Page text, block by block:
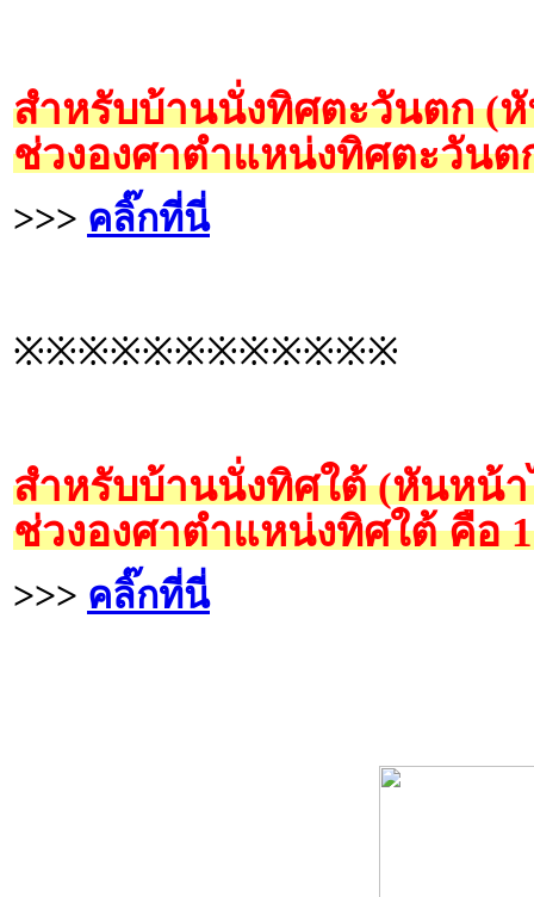
สำหรับบ้านนั่งทิศตะวันตก (
ช่วงองศาตำแหน่งทิศตะวันต
>>> คลิ๊กที่นี่
※※※※※※※※※※※※
สำหรับบ้านนั่งทิศใต้ (หันหน้
ช่วงองศาตำแหน่งทิศใต้ คือ
>>> คลิ๊กที่นี่